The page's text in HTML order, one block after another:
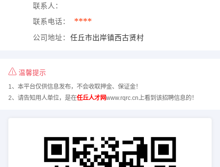
联系人：
联系电话： ****
公司地址： 任丘市出岸镇西古贤村
温馨提示
1、本平台仅供信息发布，不会收取押金、保证金！
2、请告知用人单位，是在任丘人才网www.rqrc.cn上看到该招聘信息的！